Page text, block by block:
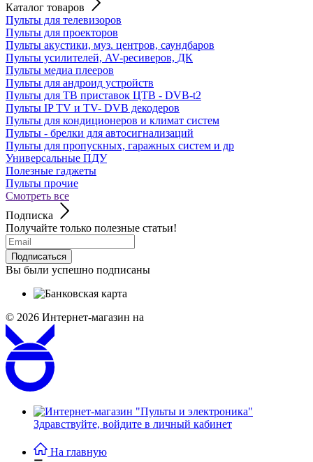
Каталог товаров
Пульты для телевизоров
Пульты для проекторов
Пульты акустики, муз. центров, саундбаров
Пульты усилителей, AV-ресиверов, ДК
Пульты медиа плееров
Пульты для андроид устройств
Пульты для ТВ приставок ЦТВ - DVB-t2
Пульты IP TV и TV- DVB декодеров
Пульты для кондиционеров и климат систем
Пульты - брелки для автосигнализаций
Пульты для пропускных, гаражных систем и др
Универсальные ПДУ
Полезные гаджеты
Пульты прочие
Смотреть все
Подписка
Получайте только полезные статьи!
Подписаться
Вы были успешно подписаны
© 2026 Интернет-магазин на
Здравствуйте, войдите в личный кабинет
На главную